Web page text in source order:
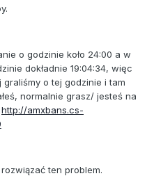
o godzinie koło 24:00 a w
dokładnie 19:04:34, więc
graliśmy o tej godzinie i tam
normalnie grasz/ jesteś na
http://amxbans.cs-
ten problem.